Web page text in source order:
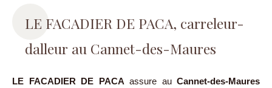
LE FACADIER DE PACA, carreleur-
dalleur au Cannet-des-Maures
LE FACADIER DE PACA assure au Cannet-des-Maures